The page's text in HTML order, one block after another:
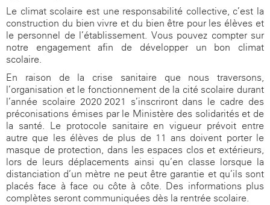
Le climat scolaire est une responsabilité collective, c’est la
construction du bien vivre et du bien-être pour les élèves et
le personnel de l’établissement. Vous pouvez compter sur
notre engagement afin de développer un bon climat
scolaire.
En raison de la crise sanitaire que nous traversons,
l’organisation et le fonctionnement de la cité scolaire durant
l’année scolaire 2020-2021 s’inscriront dans le cadre des
préconisations émises par le Ministère des solidarités et de
la santé. Le protocole sanitaire en vigueur prévoit entre
autre que les élèves de plus de 11 ans doivent porter le
masque de protection, dans les espaces clos et extérieurs,
lors de leurs déplacements ainsi qu’en classe lorsque la
distanciation d’un mètre ne peut être garantie et qu’ils sont
placés face à face ou côte à côte. Des informations plus
complètes seront communiquées dès la rentrée scolaire.